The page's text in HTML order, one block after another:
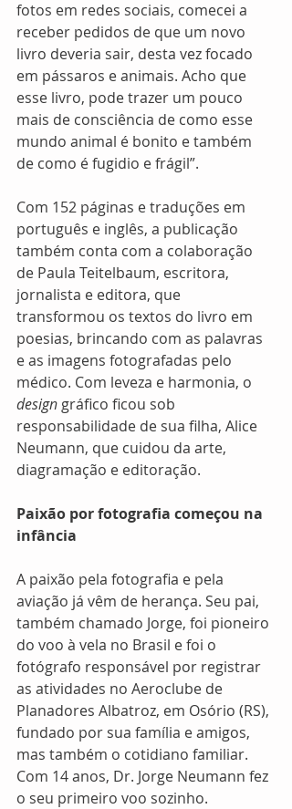
fotos em redes sociais, comecei a
receber pedidos de que um novo
livro deveria sair, desta vez focado
em pássaros e animais. Acho que
esse livro, pode trazer um pouco
mais de consciência de como esse
mundo animal é bonito e também
de como é fugidio e frágil”.
Com 152 páginas e traduções em
português e inglês, a publicação
também conta com a colaboração
de Paula Teitelbaum, escritora,
jornalista e editora, que
transformou os textos do livro em
poesias, brincando com as palavras
e as imagens fotografadas pelo
médico. Com leveza e harmonia, o
design gráfico ficou sob
responsabilidade de sua filha, Alice
Neumann, que cuidou da arte,
diagramação e editoração.
Paixão por fotografia começou na
infância
A paixão pela fotografia e pela
aviação já vêm de herança. Seu pai,
também chamado Jorge, foi pioneiro
do voo à vela no Brasil e foi o
fotógrafo responsável por registrar
as atividades no Aeroclube de
Planadores Albatroz, em Osório (RS),
fundado por sua família e amigos,
mas também o cotidiano familiar.
Com 14 anos, Dr. Jorge Neumann fez
o seu primeiro voo sozinho.